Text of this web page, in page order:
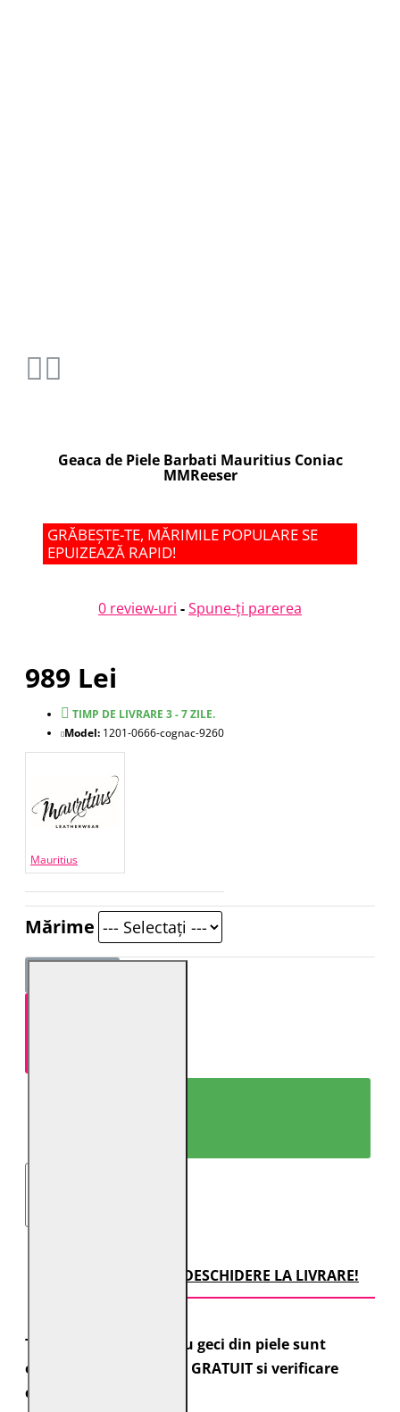
Geaca de Piele Barbati Mauritius Coniac
MMReeser
GRĂBEȘTE-TE, MĂRIMILE POPULARE SE
EPUIZEAZĂ RAPID!
0 review-uri -Spune-ţi parerea
989 Lei
TIMP DE LIVRARE 3 - 7 ZILE.
Model: 1201-0666-cognac-9260
Mauritius
Mărime
TRANSPORT CU DESCHIDERE LA LIVRARE!
Toate comenzile pentru geci din piele sunt
expediate cu transport GRATUIT si verificare
colet.